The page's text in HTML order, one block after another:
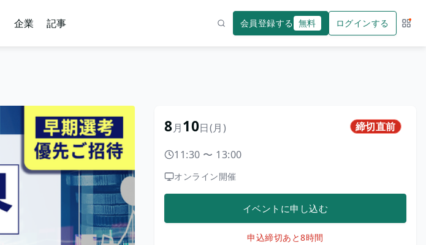
企業 記事 会員登録する 無料 ログインする サー
8月10日(月) 締切直前
11:30 〜 13:00
オンライン開催
イベントに申し込む
申込締切あと8時間